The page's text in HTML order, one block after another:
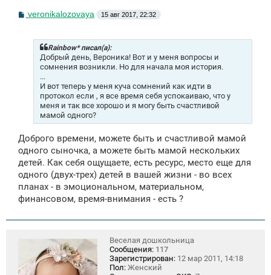
Сveronikalozovaya 15 авг 2017, 22:32
Rainbow* писал(а):
Добрый день, Вероника! Вот и у меня вопросы и
сомнения возникли. Но для начала моя история.
...
И вот теперь у меня куча сомнений как идти в
протокол если , я все время себя успокаиваю, что у
меня и так все хорошо и я могу быть счастливой
мамой одного?
Доброго времени, можете быть и счастливой мамой
одного сыночка, а можете быть мамой нескольких
детей. Как себя ощущаете, есть ресурс, место еще для
одного (двух-трех) детей в вашей жизни - во всех
планах - в эмоциональном, материальном,
финансовом, время-внимания - есть ?
Веселая дошкольница
Сообщения: 117
Зарегистрирован: 12 мар 2011, 14:18
Пол: Женский